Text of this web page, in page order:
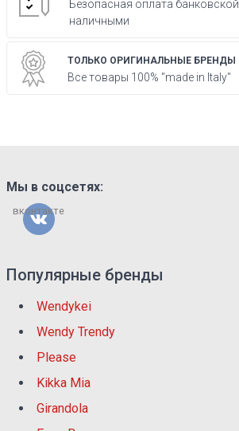
Безопасная оплата
наличными
ТОЛЬКО ОРИГИНАЛЬНЫЕ БРЕНДЫ
Все товары 100% "made in Italy"
Мы в соцсетях:
вконтакте
Популярные бренды
Wendykei
Wendy Trendy
Please
Kikka Mia
Girandola